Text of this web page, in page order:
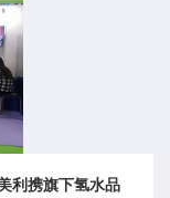
利携旗下氢水品